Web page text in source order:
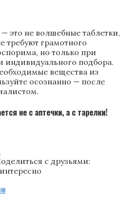
это не волшебные таблетки,
требуют грамотного
но только при
индивидуального подбора.
вещества из
осознанно — после
не с аптечки, а с тарелки!
с друзьями: